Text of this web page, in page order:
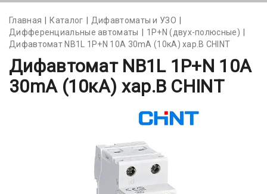
Главная Каталог
Дифавтоматы и УЗО
Дифференциальные автоматы
1Р+N (двух-полюсные)
Дифавтомат NB1L 1P+N 10А 30mA (10кА) хар.В CHINT
Дифавтомат NB1L 1P+N 10А
30mA (10кА) хар.В CHINT